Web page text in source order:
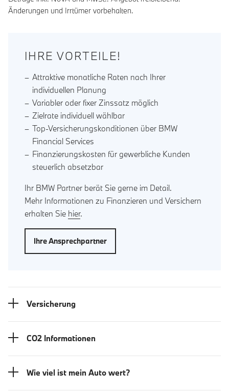
Änderungen und Irrtümer vorbehalten.
IHRE VORTEILE!
Attraktive monatliche Raten nach Ihrer
individuellen Planung
Variabler oder fixer Zinssatz möglich
Zielrate individuell wählbar
Top-Versicherungskonditionen über BMW
Financial Services
Finanzierungskosten für gewerbliche Kunden
steuerlich absetzbar
Ihr BMW Partner berät Sie gerne im Detail.
Mehr Informationen zu Finanzieren und Versichern
erhalten Sie hier.
Ihre Ansprechpartner
Versicherung
CO2 Informationen
Wie viel ist mein Auto wert?